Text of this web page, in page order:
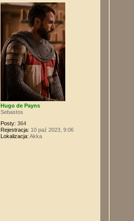
Hugo de Payns
Sebastos
Posty: 364
Rejestracja: 10 paź 2023, 9:06
Lokalizacja: Akka